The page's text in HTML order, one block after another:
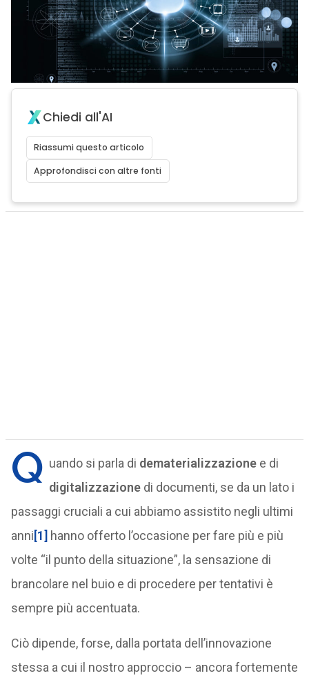
Chiedi all'AI
Riassumi questo articolo
Approfondisci con altre fonti
Q uando si parla di dematerializzazionee di
digitalizzazionedi documenti, se da un lato i
passaggi cruciali a cui abbiamo assistito negli ultimi
anni[1] hanno offerto l’occasione per fare più e più
volte “il punto della situazione”, la sensazione di
brancolare nel buio e di procedere per tentativi è
sempre più accentuata.
Ciò dipende, forse, dalla portata dell’innovazione
stessa a cui il nostro approccio – ancora fortemente